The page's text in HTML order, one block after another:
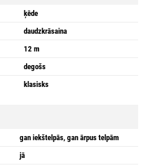
ķēde
daudzkrāsaina
12 m
degošs
klasisks
gan iekštelpās, gan ārpus telpām
jā